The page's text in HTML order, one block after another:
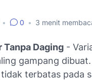
• 0 • 3 menit
Tanpa Daging -
gampang
terbatas pada